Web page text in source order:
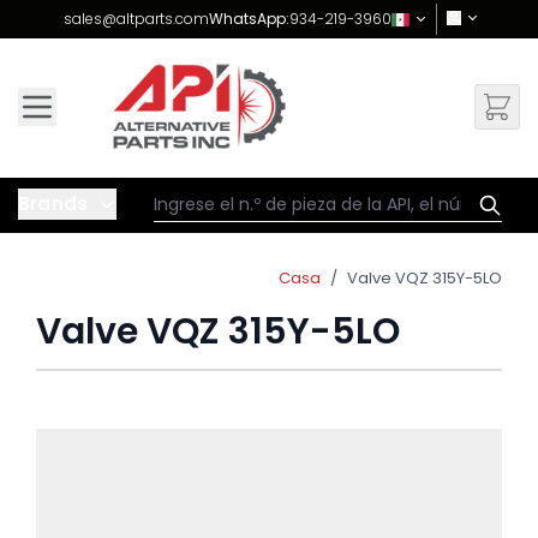
Skip to Content
sales@altparts.comWhatsApp:934-219-3960
Casa / Valve VQZ 315Y-5LO
Valve VQZ 315Y-5LO